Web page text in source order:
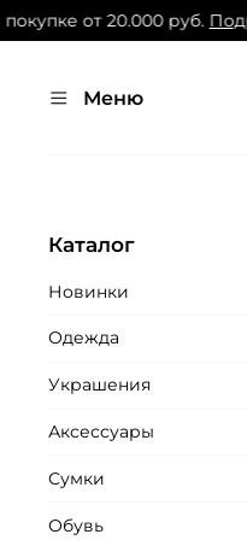
от 20.000 руб.
Меню
Каталог
Новинки
Одежда
Украшения
Аксессуары
Сумки
Обувь